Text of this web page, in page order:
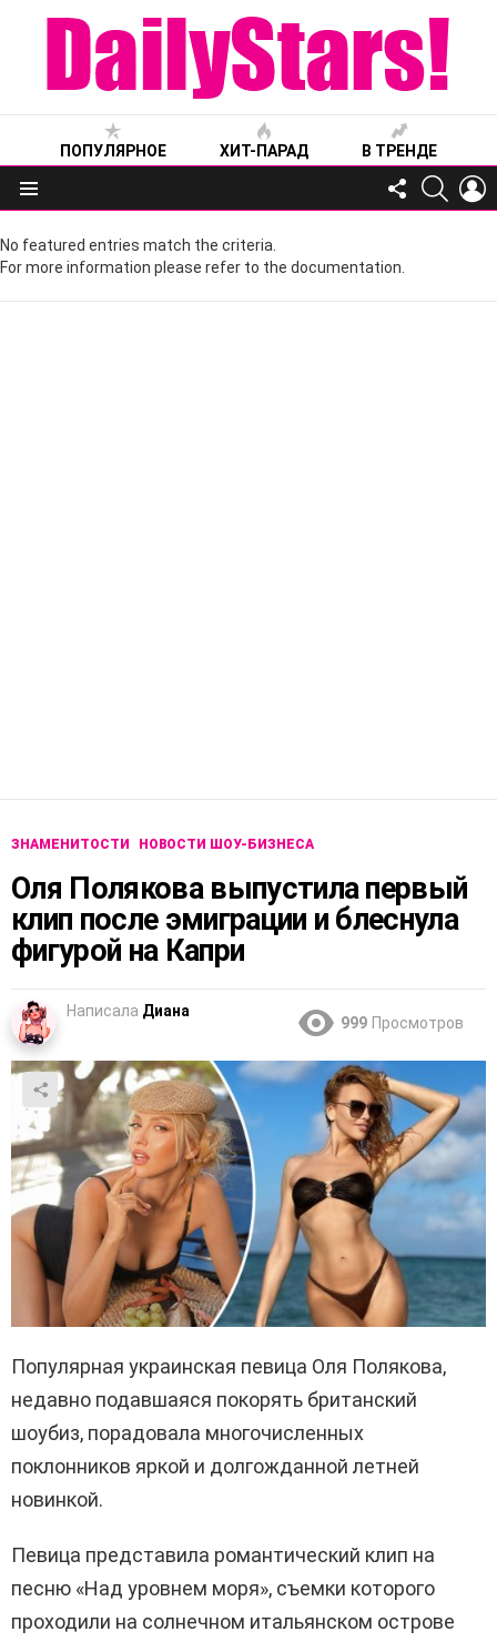
ПОПУЛЯРНОЕ ХИТ-ПАРАД В ТРЕНДЕ
Меню
FOLLOW
US
No featured entries match the criteria.
For more information please refer to the documentation.
ЗНАМЕНИТОСТИ НОВОСТИ ШОУ-БИЗНЕСА
Оля Полякова выпустила первый
клип после эмиграции и блеснула
фигурой на Капри
Написала Диана
999 Просмотров
Популярная украинская певица Оля Полякова,
недавно подавшаяся покорять британский
шоубиз, порадовала многочисленных
поклонников яркой и долгожданной летней
новинкой.
Певица представила романтический клип на
песню «Над уровнем моря», съемки которого
проходили на солнечном итальянском острове